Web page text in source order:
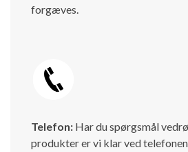
forgæves.
Telefon: Har du spørgsmål
produkter er vi klar ved